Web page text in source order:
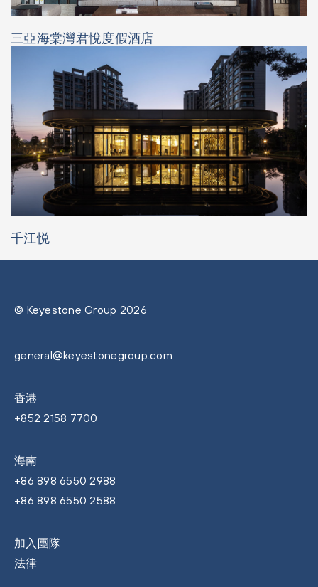
三亞海棠灣君悅度假酒店
千江悦
© Keyestone Group 2026
general@keyestonegroup.com
香港
+852 2158 7700
海南
+86 898 6550 2988
+86 898 6550 2588
加入團隊
法律